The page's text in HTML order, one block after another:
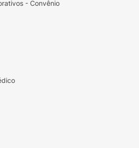
- Convênio